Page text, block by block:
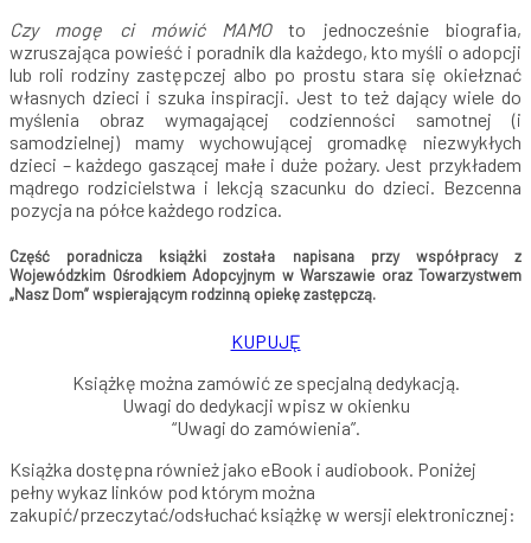
Czy mogę ci mówić MAMOto jednocześnie biografia,
wzruszająca powieść i poradnik dla każdego, kto myśli o adopcji
lub roli rodziny zastępczej albo po prostu stara się okiełznać
własnych dzieci i szuka inspiracji. Jest to też dający wiele do
myślenia obraz wymagającej codzienności samotnej (i
samodzielnej) mamy wychowującej gromadkę niezwykłych
dzieci – każdego gaszącej małe i duże pożary. Jest przykładem
mądrego rodzicielstwa i lekcją szacunku do dzieci. Bezcenna
pozycja na półce każdego rodzica.
Część poradnicza książki została napisana przy współpracy z
Wojewódzkim Ośrodkiem Adopcyjnym w Warszawie oraz Towarzystwem
„Nasz Dom” wspierającym rodzinną opiekę zastępczą.
KUPUJĘ
Książkę można zamówić ze specjalną dedykacją.
Uwagi do dedykacji wpisz w okienku
“Uwagi do zamówienia”.
Książka dostępna również jako eBook i audiobook. Poniżej
pełny wykaz linków pod którym można
zakupić/przeczytać/odsłuchać książkę w wersji elektronicznej: